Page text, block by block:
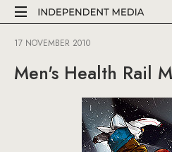
17 NOVEMBER 2010
Men's Health Rail